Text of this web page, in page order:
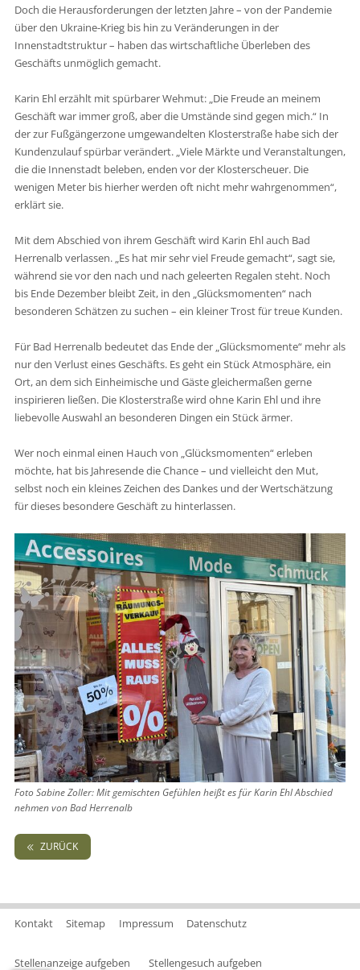
Doch die Herausforderungen der letzten Jahre – von der Pandemie
über den Ukraine-Krieg bis hin zu Veränderungen in der
Innenstadtstruktur – haben das wirtschaftliche Überleben des
Geschäfts unmöglich gemacht.
Karin Ehl erzählt mit spürbarer Wehmut: „Die Freude an meinem
Geschäft war immer groß, aber die Umstände sind gegen mich.“ In
der zur Fußgängerzone umgewandelten Klosterstraße habe sich der
Kundenzulauf spürbar verändert. „Viele Märkte und Veranstaltungen,
die die Innenstadt beleben, enden vor der Klosterscheuer. Die
wenigen Meter bis hierher werden oft nicht mehr wahrgenommen“,
erklärt sie.
Mit dem Abschied von ihrem Geschäft wird Karin Ehl auch Bad
Herrenalb verlassen. „Es hat mir sehr viel Freude gemacht“, sagt sie,
während sie vor den nach und nach geleerten Regalen steht. Noch
bis Ende Dezember bleibt Zeit, in den „Glücksmomenten“ nach
besonderen Schätzen zu suchen – ein kleiner Trost für treue Kunden.
Für Bad Herrenalb bedeutet das Ende der „Glücksmomente“ mehr als
nur den Verlust eines Geschäfts. Es geht ein Stück Atmosphäre, ein
Ort, an dem sich Einheimische und Gäste gleichermaßen gerne
inspirieren ließen. Die Klosterstraße wird ohne Karin Ehl und ihre
liebevolle Auswahl an besonderen Dingen ein Stück ärmer.
Wer noch einmal einen Hauch von „Glücksmomenten“ erleben
möchte, hat bis Jahresende die Chance – und vielleicht den Mut,
selbst noch ein kleines Zeichen des Dankes und der Wertschätzung
für dieses besondere Geschäft zu hinterlassen.
Foto Sabine Zoller: Mit gemischten Gefühlen heißt es für Karin Ehl Abschied
nehmen von Bad Herrenalb
ZURÜCK
Kontakt Sitemap Impressum Datenschutz
Stellenanzeige aufgeben Stellengesuch aufgeben